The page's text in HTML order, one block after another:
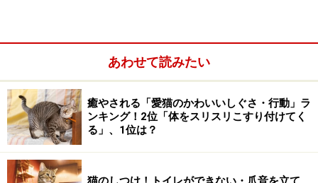
２－３週に一度の爪切りが目安となるでしょう。
初めてネコの爪を切る方はどこまで切ればよいか不安に
思われるでしょう。また、切りすぎて出血すると、ネコ
も痛い思いをします。日頃の「しつけ」は、なかなか覚
えてくれないネコですが、このような「痛い思い」は一
度で記憶し、次からの爪切りをさせてくれないといった
あわせて読みたい
癒やされる「愛猫のかわいいしぐさ・行動」ラ
ンキング！2位「体をスリスリこすり付けてく
る」、1位は？